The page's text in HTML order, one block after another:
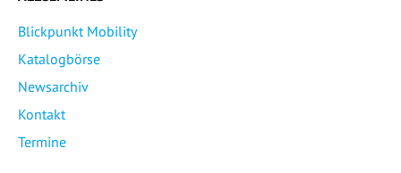
Blickpunkt Mobility
Katalogbörse
Newsarchiv
Kontakt
Termine